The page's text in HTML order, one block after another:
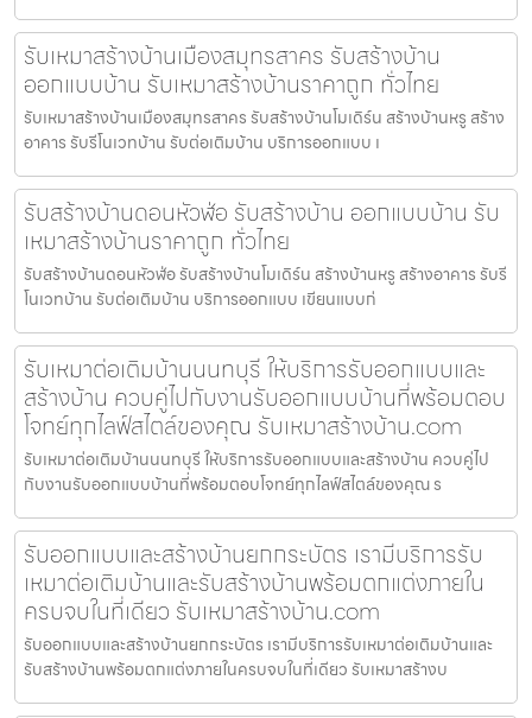
รับเหมาสร้างบ้านเมืองสมุทรสาคร รับสร้างบ้าน
ออกแบบบ้าน รับเหมาสร้างบ้านราคาถูก ทั่วไทย
รับเหมาสร้างบ้านเมืองสมุทรสาคร รับสร้างบ้านโมเดิร์น สร้างบ้านหรู สร้าง
อาคาร รับรีโนเวทบ้าน รับต่อเติมบ้าน บริการออกแบบ เ
รับสร้างบ้านดอนหัวฬ่อ รับสร้างบ้าน ออกแบบบ้าน รับ
เหมาสร้างบ้านราคาถูก ทั่วไทย
รับสร้างบ้านดอนหัวฬ่อ รับสร้างบ้านโมเดิร์น สร้างบ้านหรู สร้างอาคาร รับรี
โนเวทบ้าน รับต่อเติมบ้าน บริการออกแบบ เขียนแบบก่
รับเหมาต่อเติมบ้านนนทบุรี ให้บริการรับออกแบบและ
สร้างบ้าน ควบคู่ไปกับงานรับออกแบบบ้านที่พร้อมตอบ
โจทย์ทุกไลฟ์สไตล์ของคุณ รับเหมาสร้างบ้าน.com
รับเหมาต่อเติมบ้านนนทบุรี ให้บริการรับออกแบบและสร้างบ้าน ควบคู่ไป
กับงานรับออกแบบบ้านที่พร้อมตอบโจทย์ทุกไลฟ์สไตล์ของคุณ ร
รับออกแบบและสร้างบ้านยกกระบัตร เรามีบริการรับ
เหมาต่อเติมบ้านและรับสร้างบ้านพร้อมตกแต่งภายใน
ครบจบในที่เดียว รับเหมาสร้างบ้าน.com
รับออกแบบและสร้างบ้านยกกระบัตร เรามีบริการรับเหมาต่อเติมบ้านและ
รับสร้างบ้านพร้อมตกแต่งภายในครบจบในที่เดียว รับเหมาสร้างบ